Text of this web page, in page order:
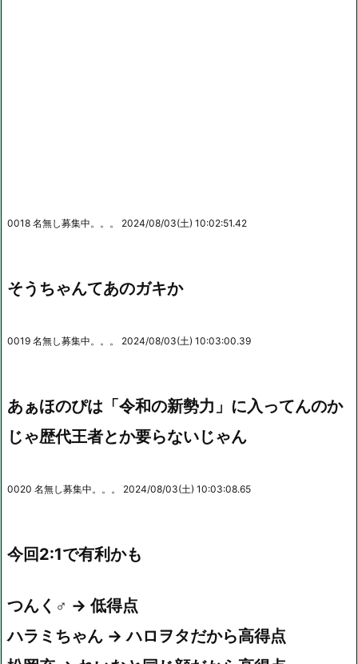
0018 名無し募集中。。。 2024/08/03(土) 10:02:51.42
そうちゃんてあのガキか
0019 名無し募集中。。。 2024/08/03(土) 10:03:00.39
あぁほのぴは「令和の新勢力」に入ってんのか
じゃ歴代王者とか要らないじゃん
0020 名無し募集中。。。 2024/08/03(土) 10:03:08.65
今回2:1で有利かも
つんく♂ → 低得点
ハラミちゃん → ハロヲタだから高得点